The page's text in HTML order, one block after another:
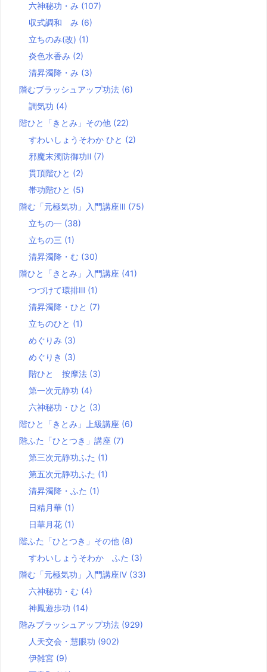
六神秘功・み (107)
収式調和 み (6)
立ちのみ(改) (1)
炎色水香み (2)
清昇濁降・み (3)
階むブラッシュアップ功法 (6)
調気功 (4)
階ひと「きとみ」その他 (22)
すわいしょうそわか ひと (2)
邪魔末濁防御功Ⅱ (7)
貫頂階ひと (2)
帯功階ひと (5)
階む「元極気功」入門講座Ⅲ (75)
立ちの一 (38)
立ちの三 (1)
清昇濁降・む (30)
階ひと「きとみ」入門講座 (41)
つづけて環排Ⅲ (1)
清昇濁降・ひと (7)
立ちのひと (1)
めぐりみ (3)
めぐりき (3)
階ひと 按摩法 (3)
第一次元静功 (4)
六神秘功・ひと (3)
階ひと「きとみ」上級講座 (6)
階ふた「ひとつき」講座 (7)
第三次元静功ふた (1)
第五次元静功ふた (1)
清昇濁降・ふた (1)
日精月華 (1)
日華月花 (1)
階ふた「ひとつき」その他 (8)
すわいしょうそわか ふた (3)
階む「元極気功」入門講座Ⅳ (33)
六神秘功・む (4)
神鳳遊歩功 (14)
階みブラッシュアップ功法 (929)
人天交会・慧眼功 (902)
伊雑宮 (9)